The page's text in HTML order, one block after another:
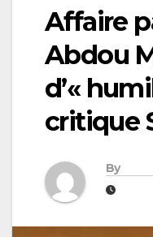
Affaire
Abdou
d’«
critique
By